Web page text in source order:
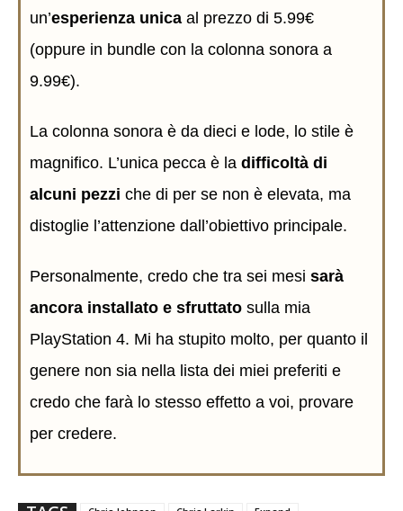
un’esperienza unica al prezzo di 5.99€
(oppure in bundle con la colonna sonora a
9.99€).
La colonna sonora è da dieci e lode, lo stile è
magnifico. L’unica pecca è la difficoltà di
alcuni pezzi che di per se non è elevata, ma
distoglie l’attenzione dall’obiettivo principale.
Personalmente, credo che tra sei mesi sarà
ancora installato e sfruttato sulla mia
PlayStation 4. Mi ha stupito molto, per quanto il
genere non sia nella lista dei miei preferiti e
credo che farà lo stesso effetto a voi, provare
per credere.